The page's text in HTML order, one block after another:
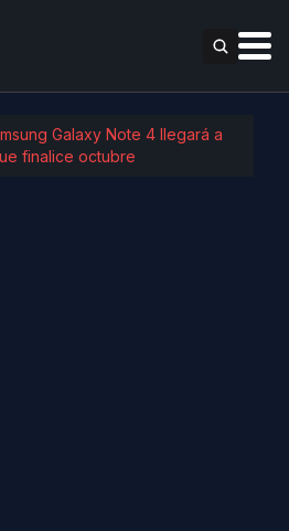
Galaxy Note 4 llegará a
finalice octubre